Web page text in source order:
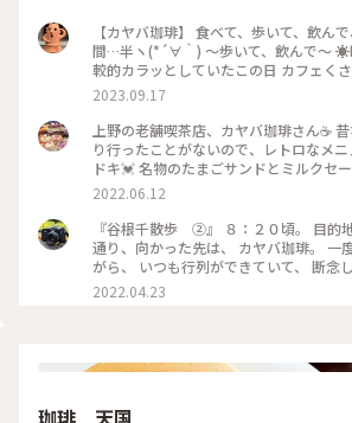
【カヤバ珈琲】 食べて、歩いて、飲んで、観て ﾁｮｺｯ
間…半ヽ(*´∀｀) 〜歩いて、飲んで〜 ☀️
較的カラッとしていたこの日 カフェく
チsetとドーナツを食べ 次は ル・コワ
い ひたすら真っ直ぐ道なりに歩いてい
琲さんが見える👀 途中…電話があり話
500mも通り過ぎていたというミス💧
なかったので（笑） いつかスムーズに
うと思っていた 「カヤバ珈琲」さんの
叶い 「谷中ジンジャー」を（^人^） ☀️
ールを頂くことが多いのですが これは
る💨💨💨 ガムシロップ…という単語が頭
様な(● ˃̶͈̀ロ˂̶͈́)੭ꠥ⁾⁾ そのお陰でサッパリ✨
バ珈琲 #秋さんぽ #私のことりっぷ旅 #
立てたところへひとつでも多く行く
2023.09.17
上野の老舗喫茶店、カヤバ珈琲さん☕️
り行ったことがないので、レトロなメ
ドキ💓 名物のたまごサンドとミルクセ
♪ たまごがフワフワで、パンの香りも
キは甘さ控えめで、ほんのり香るオレ
わい☺️ どちらもとても美味しく、感動
サンド #ミルクセーキ #カヤバ珈琲 #上
ことりっぷ
2022.06.12
『谷根千散歩 ②』 ８：２０頃。 目的地に到着。 谷中霊園を
通り、向かった先は、 カヤバ珈琲。 一
がら、 いつも行列ができていて、 断念して
は、前日に、 ８：３０に、ネットで予約。 店内に案内さ
周りの様子を見ると、 他の席は埋まっ
す。 本日のスープを頼み、 コーヒーを
😅 こちらも、次回はリベンジを誓いました（笑）
2022.04.23
珈琲 天国